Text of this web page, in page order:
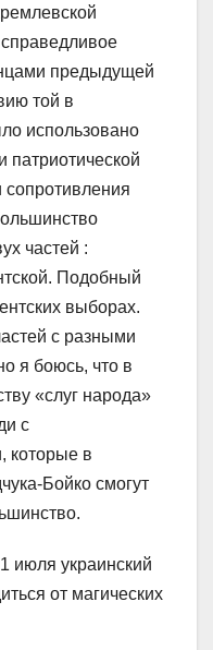
предыдущей
той в
использовано
патриотической
частей :
Подобный
выборах.
с разными
я боюсь, что в
«слуг народа»
с
которые в
Бойко смогут
июля украинский
от магических